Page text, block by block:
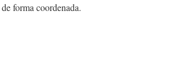
forma coordenada.